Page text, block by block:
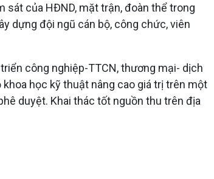
sát của HĐND, mặt trận, đoàn thể trong
dựng đội ngũ cán bộ, công chức, viên
công nghiệp-TTCN, thương mại- dịch
học kỹ thuật nâng cao giá trị trên một
duyệt. Khai thác tốt nguồn thu trên địa